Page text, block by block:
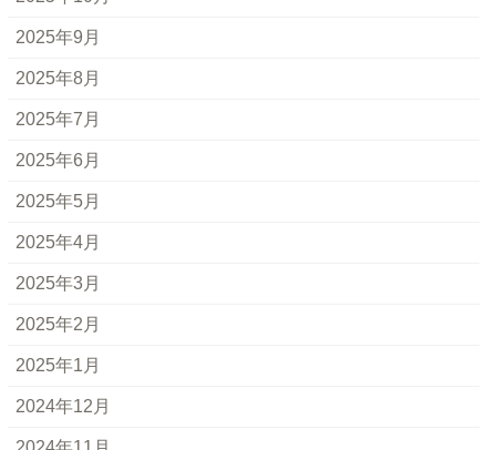
2025年9月
2025年8月
2025年7月
2025年6月
2025年5月
2025年4月
2025年3月
2025年2月
2025年1月
2024年12月